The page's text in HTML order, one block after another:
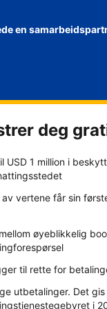
en
deg
USD 1 million i
av vertene får sin
øyeblikkelig
til rette for
utbetalinger. Det
i